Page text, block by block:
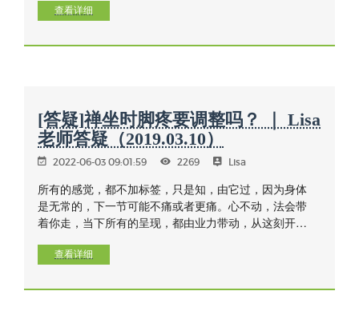
查看详细
[答疑]禅坐时脚疼要调整吗？ ｜ Lisa
老师答疑（2019.03.10）
2022-06-03 09:01:59 2269 Lisa
所有的感觉，都不加标签，只是知，由它过，因为身体
是无常的，下一节可能不痛或者更痛。心不动，法会带
着你走，当下所有的呈现，都由业力带动，从这刻开
是知。
查看详细